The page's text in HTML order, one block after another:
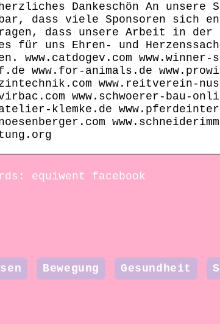
Dankeschön An unsere
dass viele Sponsoren sich
dass unsere Arbeit in der
für uns Ehren- und
www.catdogev.com
www.for-animals.de
www.reitverein-
www.schwoerer-bau-
klemke.de
equiwent facebook
Bewegung Gesundheit